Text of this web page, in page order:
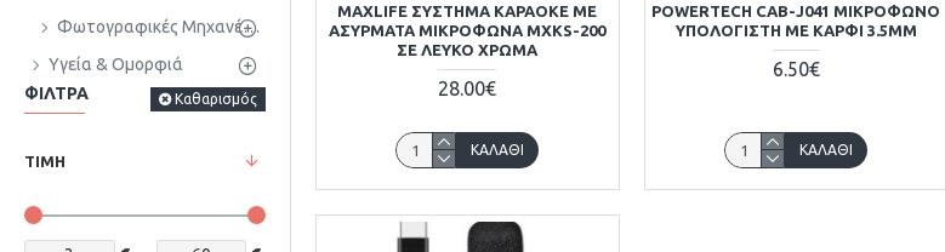
Φωτογραφικές Μηχανές & Αξεσουάρ
Υγεία & Ομορφιά
ΦΊΛΤΡΑ
Καθαρισμός
ΤΙΜΉ
MAXLIFE ΣΎΣΤΗΜΑ ΚΑΡΑΌΚΕ ΜΕ
ΑΣΎΡΜΑΤΑ ΜΙΚΡΌΦΩΝΑ MXKS-200
ΣΕ ΛΕΥΚΌ ΧΡΏΜΑ
28.00€
ΚΑΛΆΘΙ
POWERTECH CAB-J041 ΜΙΚΡΌΦΩΝΟ
ΥΠΟΛΟΓΙΣΤΉ ΜΕ ΚΑΡΦΊ 3.5MM
6.50€
ΚΑΛΆΘΙ